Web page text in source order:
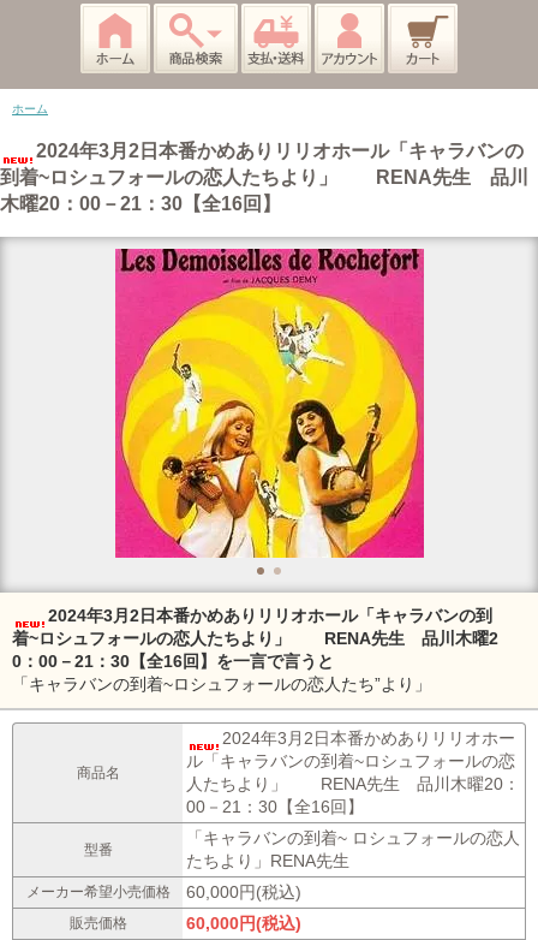
ホーム
2024年3月2日本番かめありリリオホール「キャラバンの
到着~ロシュフォールの恋人たちより」 RENA先生 品川
木曜20：00－21：30【全16回】
2024年3月2日本番かめありリリオホール「キャラバンの到
着~ロシュフォールの恋人たちより」 RENA先生 品川木曜2
0：00－21：30【全16回】を一言で言うと
「キャラバンの到着~ロシュフォールの恋人たち”より」
商品名
2024年3月2日本番かめありリリオホー
ル「キャラバンの到着~ロシュフォールの恋
人たちより」 RENA先生 品川木曜20：
00－21：30【全16回】
型番
「キャラバンの到着~ ロシュフォールの恋人
たちより」RENA先生
メーカー希望小売価格 60,000円(税込)
販売価格 60,000円(税込)